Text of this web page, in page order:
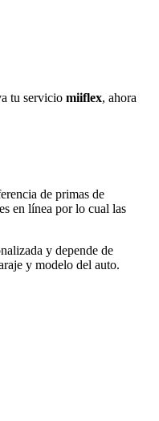
tu servicio miiflex, ahora
de primas de
en línea por lo cual las
y depende de
y modelo del auto.